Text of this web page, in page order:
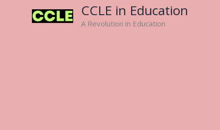
CCLE in Education
A Revolution in Education